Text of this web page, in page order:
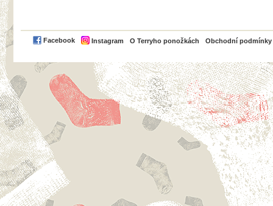
Facebook Instagram O Terryho ponožkách Obchodní podmínky
PayPal